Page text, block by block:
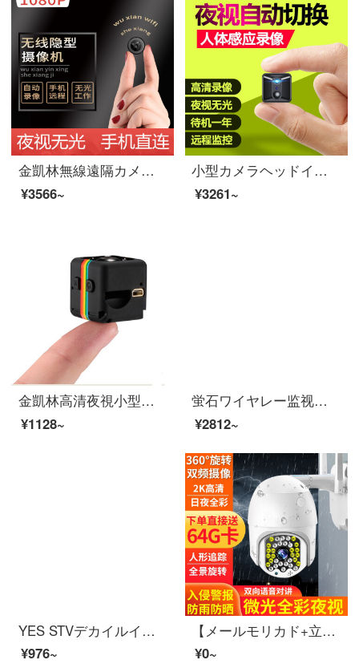
金凱林無線遠隔カメラミニハイビジョン携帯電話wifi夜間テレビ隠し小型監視カメラインテリジェントネットワーク家庭用小型撮影ヘッド高清無線+32 G
¥3566~
小型カメラヘッドインテリジェント家庭用ミニ無線家庭用カメラハイビジョン夜間テレビ無光wifi遠隔撮影機遠隔小型監視カメラ黒の標準装備+8 GTFカード
¥3261~
金凱林高清夜視小型小型カメラミニスポーツカメラ小型監視カメラ家庭用小型ビデオカメラ用ポケットサイズDVピンホール空眼撮影ヘッド黒の標準装備テープ8 G高速カード
¥1128~
蛍石ワイヤレー监视防犯カメラCP 1室内HD 1080 p云台スピンテーネリングリングリングリングネマチオカメラwifi su toで音声対话が合う+64 Gカード
¥2812~
YES STVデカイルイート监视防侵カメラHD室外防水黒光フルカーラ防犯カメラスパパークレアビオポーラ非poe防犯カメラS-966黒光-1080 P 6 mm
¥976~
【メールモリカド+立減30元】HD監視防犯カメラ室外夜間テレビ防水室内360°パノラマアウテア4 gスピン雲台ワレスwifi【wifi版】昼夜フリーパス+室外防水+64 Gカード300万スーパードライ+360°ライト交換+360
¥0~